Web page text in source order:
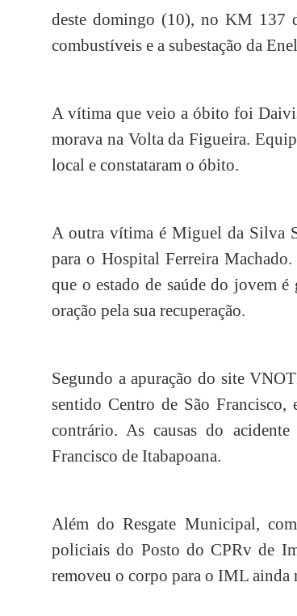
deste domingo (10), no KM 137
combustíveis e a subestação da
A vítima que veio a óbito foi
morava na Volta da Figueira.
local e constataram o óbito.
A outra vítima é Miguel da Silva
para o Hospital Ferreira
que o estado de saúde do jovem
oração pela sua recuperação.
Segundo a apuração do site
sentido Centro de São
contrário. As causas do
Francisco de Itabapoana.
Além do Resgate Municipal,
policiais do Posto do CPRv de
removeu o corpo para o IML ainda